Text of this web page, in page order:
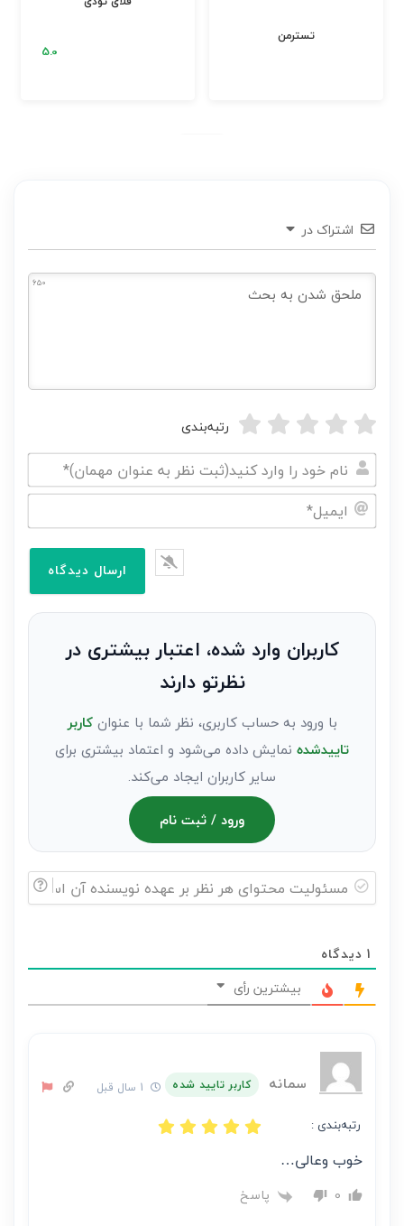
تسترمن
اشتراک در
650
رتبه‌بندی
نام
خود
نظر
کاربران وارد شده، اعتبار بیشتری در
نظرتو دارند
با ورود به حساب کاربری، نظر شما با عنوانکاربر
تاییدشده نمایش داده می‌شود و اعتماد بیشتری برای
سایر کاربران ایجاد می‌کند.
ورود / ثبت نام
هر
نظر
بر
نویسنده
1 دیدگاه
بیشترین رأی
سمانه کاربر تایید شده
رتبه‌بندی :
خوب وعالی…
0 پاسخ